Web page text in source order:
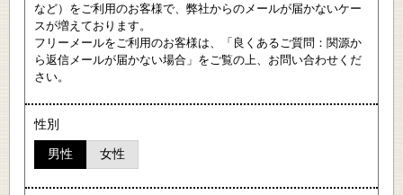
など）をご利用のお客様で、弊社からのメールが届かないケー
スが増えております。
フリーメールをご利用のお客様は、「良くあるご質問：関源か
ら返信メールが届かない場合」をご覧の上、お問い合わせくだ
さい。
性別
男性 女性